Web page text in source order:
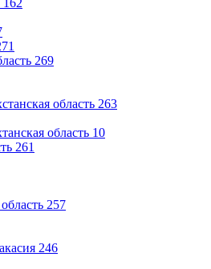
162
269
область 263
область 10
261
257
246